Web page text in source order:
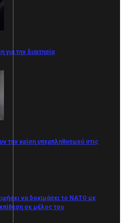
την διαιτησία
την κρίση υπερπληθυσμού στις
να δοκιμάσει το ΝΑΤΟ με
σε μέλος του